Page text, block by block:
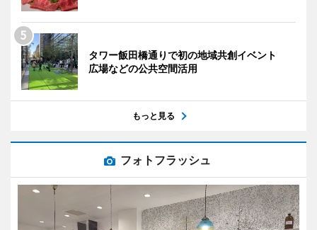
タワー飯田橋通りで初の地域共創イベント
広場などの公共空間活用
もっと見る
フォトフラッシュ